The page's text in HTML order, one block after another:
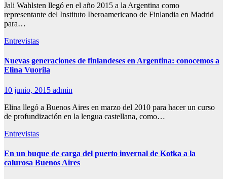
Jali Wahlsten llegó en el año 2015 a la Argentina como
representante del Instituto Iberoamericano de Finlandia en Madrid
para…
Entrevistas
Nuevas generaciones de finlandeses en Argentina: conocemos a
Elina Vuorila
10 junio, 2015 admin
Elina llegó a Buenos Aires en marzo del 2010 para hacer un curso
de profundización en la lengua castellana, como…
Entrevistas
En un buque de carga del puerto invernal de Kotka a la
calurosa Buenos Aires